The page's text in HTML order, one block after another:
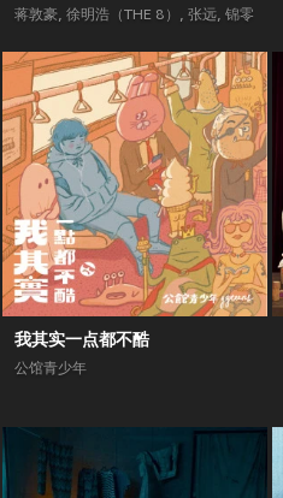
蒋敦豪, 徐明浩（THE 8） , 张远, 锦零
我其实一点都不酷
公馆青少年